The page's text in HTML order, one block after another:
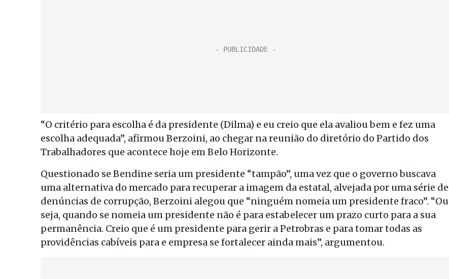
“O critério para escolha é da presidente (Dilma) e eu creio que ela avaliou bem e fez uma
escolha adequada”, afirmou Berzoini, ao chegar na reunião do diretório do Partido dos
Trabalhadores que acontece hoje em Belo Horizonte.
Questionado se Bendine seria um presidente “tampão”, uma vez que o governo buscava
uma alternativa do mercado para recuperar a imagem da estatal, alvejada por uma série de
denúncias de corrupção, Berzoini alegou que “ninguém nomeia um presidente fraco”. “Ou
seja, quando se nomeia um presidente não é para estabelecer um prazo curto para a sua
permanência. Creio que é um presidente para gerir a Petrobras e para tomar todas as
providências cabíveis para e empresa se fortalecer ainda mais”, argumentou.